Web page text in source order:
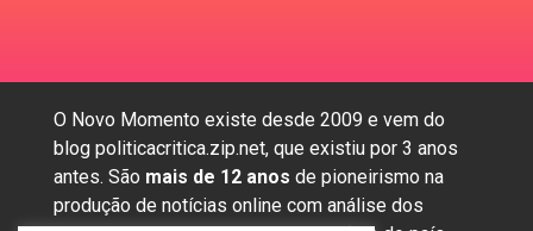
O Novo Momento existe desde 2009 e vem do
blog politicacritica.zip.net, que existiu por 3 anos
antes. São mais de 12 anos de pioneirismo na
produção de notícias online com análise dos